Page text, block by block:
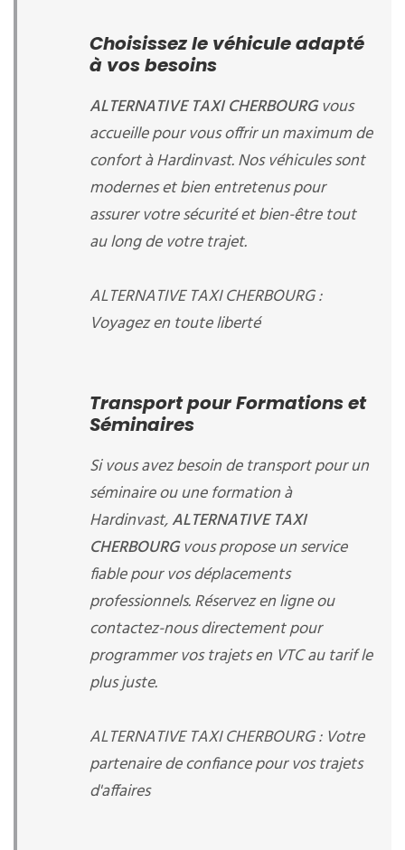
Choisissez le véhicule adapté
à vos besoins
ALTERNATIVE TAXI CHERBOURGvous
accueillepour vous offrir un maximum de
confort à Hardinvast. Nos véhicules sont
modernes et bien entretenus pour
assurer votre sécurité et bien-être tout
au long de votre trajet.
ALTERNATIVE TAXI CHERBOURG :
Voyagez en toute liberté
Transport pour Formations et
Séminaires
Si vous avez besoin de transport pour un
séminaire ou une formation à
Hardinvast,ALTERNATIVE TAXI
CHERBOURGvous propose un service
fiable pour vos déplacements
professionnels. Réservez en ligne ou
contactez-nous directement pour
programmer vos trajets en VTC au tarif le
plus juste.
ALTERNATIVE TAXI CHERBOURG : Votre
partenaire de confiance pour vos trajets
d'affaires